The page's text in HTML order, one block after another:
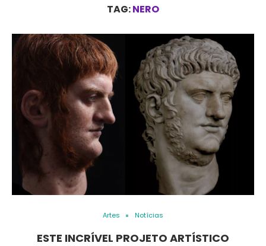
TAG:NERO
Artes Notícias
ESTE INCRÍVEL PROJETO ARTÍSTICO